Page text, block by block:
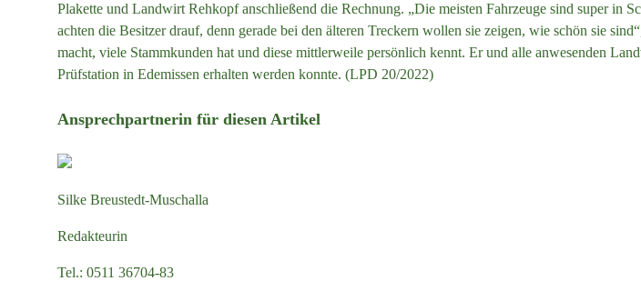
Plakette und Landwirt Rehkopf anschließend die Rechnung. „Die meisten Fahrzeuge sind super in
achten die Besitzer drauf, denn gerade bei den älteren Treckern wollen sie zeigen, wie schön sie
macht, viele Stammkunden hat und diese mittlerweile persönlich kennt. Er und alle anwesenden
Prüfstation in Edemissen erhalten werden konnte. (LPD 20/2022)
Ansprechpartnerin für diesen Artikel
Silke Breustedt-Muschalla
Redakteurin
Tel.:0511 36704-83